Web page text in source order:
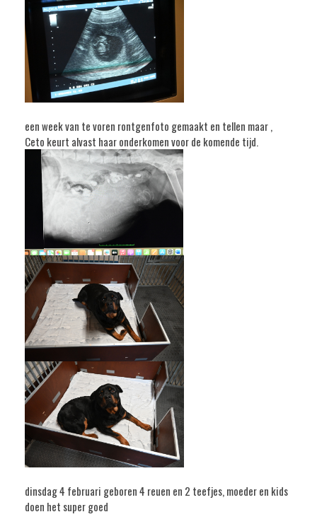
een week van te voren rontgenfoto gemaakt en tellen maar ,
Ceto keurt alvast haar onderkomen voor de komende tijd.
dinsdag 4 februari geboren 4 reuen en 2 teefjes, moeder en kids
doen het super goed